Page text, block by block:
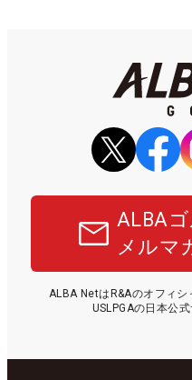
ALBA
メルマ
ALBA NetはR&Aのオフィ
USLPGAの日本公